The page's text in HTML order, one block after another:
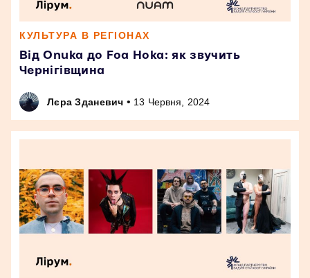
КУЛЬТУРА В РЕГІОНАХ
Від Onuka до Foa Hoka: як звучить
Чернігівщина
Лєра Зданевич • 13 Червня, 2024